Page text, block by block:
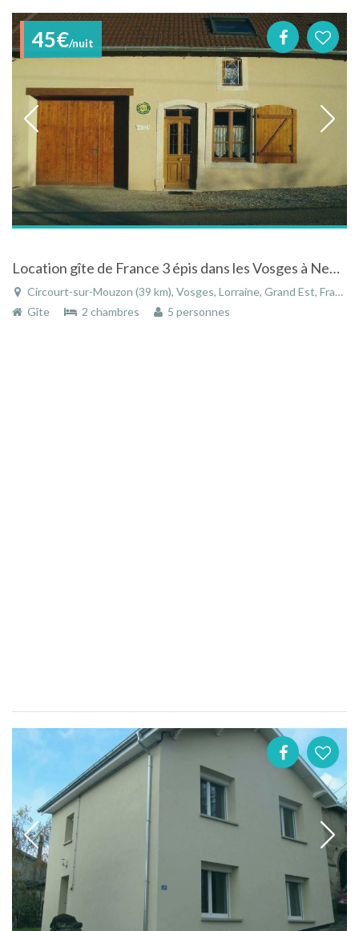
45€/nuit
Location gîte de France 3 épis dans les Vosges à Neufchateau - Vittel
Circourt-sur-Mouzon (39 km), Vosges, Lorraine, Grand Est, France
Gîte
2 chambres 5 personnes